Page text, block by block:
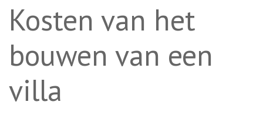
Kosten van het
bouwen van een
villa